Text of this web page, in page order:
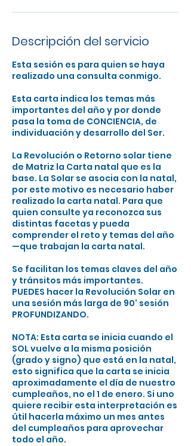
Descripción del servicio
Esta sesión es para quien se haya
realizado una consulta conmigo.
Esta carta indica los temas más
importantes del año y por donde
pasa la toma de CONCIENCIA, de
individuación y desarrollo del Ser.
La Revolución o Retorno solar tiene
de Matriz la Carta natal que es la
base. La Solar se asocia con la natal,
por este motivo es necesario haber
realizado la carta natal. Para que
quien consulte ya reconozca sus
distintas facetas y pueda
comprender el reto y temas del año
—que trabajan la carta natal.
Se facilitan los temas claves del año
y tránsitos más importantes.
PUEDES hacer la Revolución Solar en
una sesión más larga de 90' sesión
PROFUNDIZANDO.
NOTA: Esta carta se inicia cuando el
SOL vuelve a la misma posición
(grado y signo) que está en la natal,
esto significa que la carta se inicia
aproximadamente el día de nuestro
cumpleaños, no el 1 de enero. Si uno
quiere recibir esta interpretación es
útil hacerla máximo un mes antes
del cumpleaños para aprovechar
todo el año.